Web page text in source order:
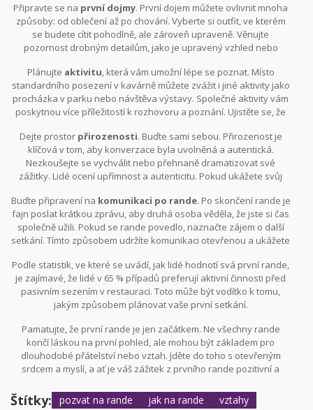
nějaké zajímavé otázky nebo témata, které mohou konverzaci
oživit.
Připravte se na první dojmy. První dojem můžete ovlivnit mnoha
způsoby: od oblečení až po chování. Vyberte si outfit, ve kterém
se budete cítit pohodlně, ale zároveň upraveně. Věnujte
pozornost drobným detailům, jako je upravený vzhled nebo
klíčové. Buďte zdvořilí, pozorní a projeďte zájem o druhou osobu.
Plánujte aktivitu, která vám umožní lépe se poznat. Místo
standardního posezení v kavárně můžete zvážit i jiné aktivity jako
procházka v parku nebo návštěva výstavy. Společné aktivity vám
poskytnou více příležitostí k rozhovoru a poznání. Ujistěte se, že
Dejte prostor přirozenosti. Buďte sami sebou. Přirozenost je
klíčová v tom, aby konverzace byla uvolněná a autentická.
Nezkoušejte se vychválit nebo přehnaně dramatizovat své
zážitky. Lidé ocení upřímnost a autenticitu. Pokud ukážete svůj
poznat a ocenit.
Buďte připravení na komunikaci po rande. Po skončení rande je
fajn poslat krátkou zprávu, aby druhá osoba věděla, že jste si čas
společně užili. Pokud se rande povedlo, naznačte zájem o další
setkání. Tímto způsobem udržíte komunikaci otevřenou a ukážete
Podle statistik, ve které se uvádí, jak lidé hodnotí svá první rande,
je zajímavé, že lidé v 65 % případů preferují aktivní činnosti před
pasivním sezením v restauraci. Toto může být vodítko k tomu,
jakým způsobem plánovat vaše první setkání.
Pamatujte, že první rande je jen začátkem. Ne všechny rande
končí láskou na první pohled, ale mohou být základem pro
dlouhodobé přátelství nebo vztah. Jděte do toho s otevřeným
srdcem a myslí, a ať je váš zážitek z prvního rande pozitivní a
Štítky: pozvat na rande jak na rande
vztahy